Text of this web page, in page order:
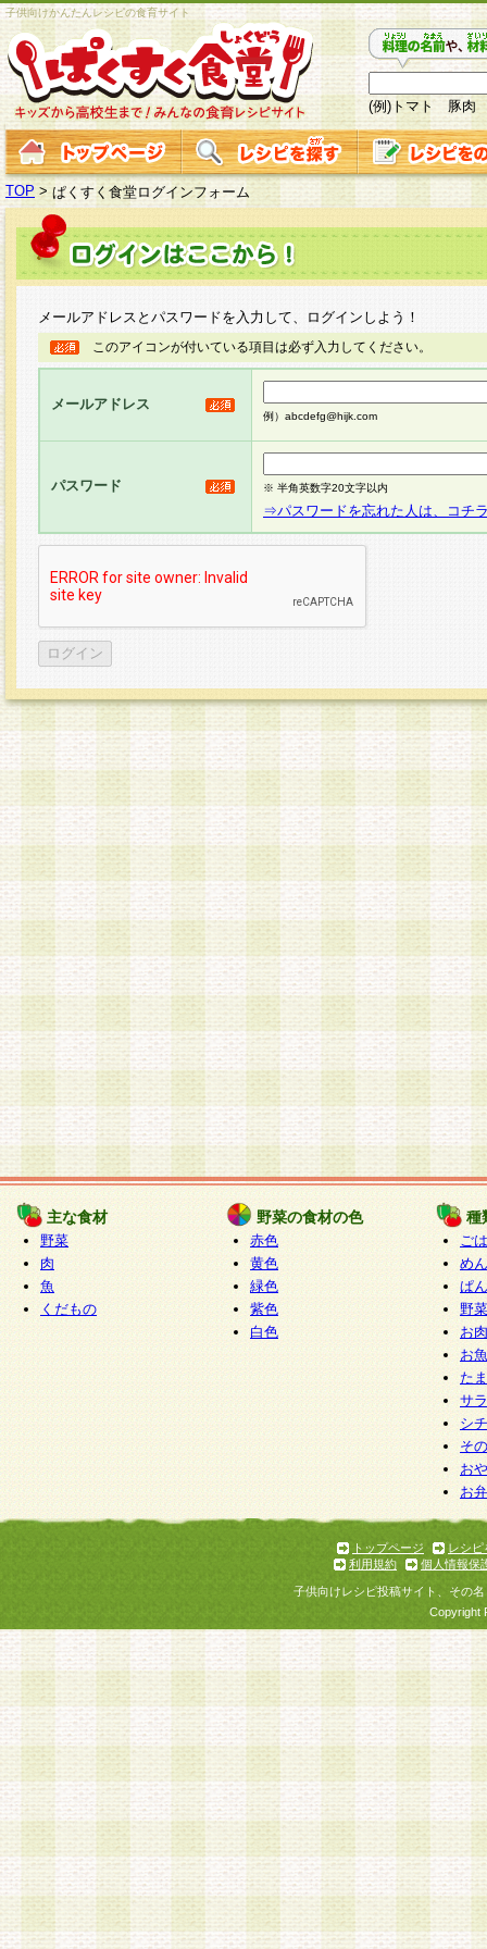
子供向けかんたんレシピの食育サイト
(例)トマト 豚肉
TOP > ぱくすく食堂ログインフォーム
メールアドレスとパスワードを入力して、ログインしよう！
このアイコンが付いている項目は必ず入力してください。
メールアドレス
例）abcdefg@hijk.com
パスワード ※ 半角英数字20文字以内
⇒パスワードを忘れた人は、コチ
主な食材
野菜
肉
魚
くだもの
野菜の食材の色
赤色
黄色
緑色
紫色
白色
種
ご
めん
ぱん
野
お
お
た
サ
シ
そ
お
お
トップページ
レシピ
利用規約
個人情報保
子供向けレシピ投稿サイト、その
Copyright